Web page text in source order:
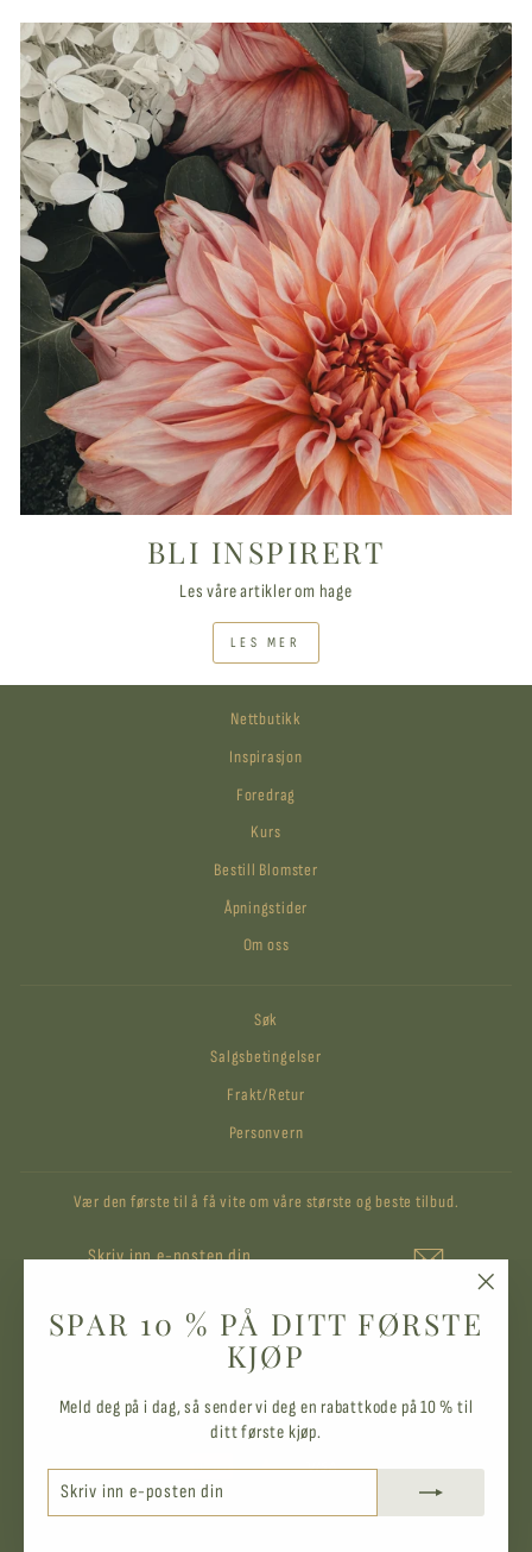
SPAR 10 % PÅ DITT FØRSTE
KJØP
Meld deg på i dag, så sender vi deg en rabattkode på 10 % til
ditt første kjøp.
INN
E-
BLI INSPIRERT
Les våre artikler om hage
LES MER
Nettbutikk
Inspirasjon
Foredrag
Kurs
Bestill Blomster
Åpningstider
Om oss
Søk
Salgsbetingelser
Frakt/Retur
Personvern
Vær den første til å få vite om våre største og beste tilbud.
INN
Instagram
SPRÅK
Norsk (bokmål)